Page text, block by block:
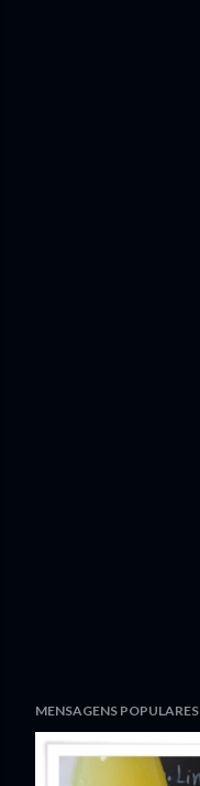
MENSAGENS POPULARES